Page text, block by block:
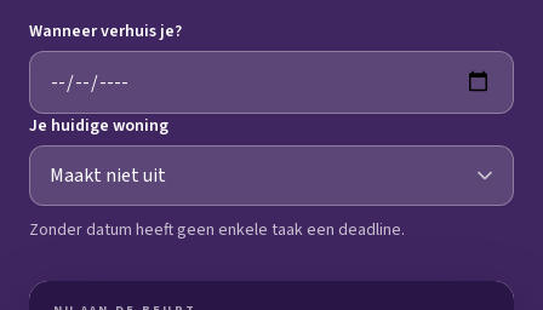
Wanneer verhuis je?
Je huidige woning
Zonder datum heeft geen enkele taak een deadline.